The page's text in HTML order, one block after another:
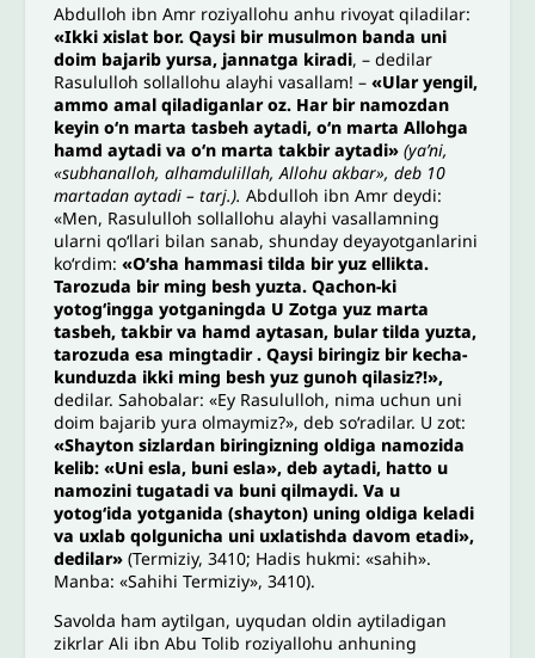
Abdulloh ibn Amr roziyallohu anhu rivoyat qiladilar:
«Ikki xislat bor. Qaysi bir musulmon banda uni
doim bajarib yursa, jannatga kiradi, – dedilar
Rasululloh sollallohu alayhi vasallam! –«Ular yengil,
ammo amal qiladiganlar oz. Har bir namozdan
keyin o‘n marta tasbeh aytadi, o‘n marta Allohga
hamd aytadi va o‘n marta takbir aytadi» (ya’ni,
«subhanalloh, alhamdulillah, Allohu akbar», deb 10
martadan aytadi – tarj.). Abdulloh ibn Amr deydi:
«Men, Rasululloh sollallohu alayhi vasallamning
ularni qo‘llari bilan sanab, shunday deyayotganlarini
ko‘rdim:«O‘sha hammasi tilda bir yuz ellikta.
Tarozuda bir ming besh yuzta. Qachon-ki
yotog‘ingga yotganingda U Zotga yuz marta
tasbeh, takbir va hamd aytasan, bular tilda yuzta,
tarozuda esa mingtadir . Qaysi biringiz bir kecha-
kunduzda ikki ming besh yuz gunoh qilasiz?!»,
dedilar. Sahobalar: «Ey Rasululloh, nima uchun uni
doim bajarib yura olmaymiz?», deb so‘radilar. U zot:
«Shayton sizlardan biringizning oldiga namozida
kelib: «Uni esla, buni esla», deb aytadi, hatto u
namozini tugatadi va buni qilmaydi. Va u
yotog‘ida yotganida (shayton) uning oldiga keladi
va uxlab qolgunicha uni uxlatishda davom etadi»,
dedilar» (Termiziy, 3410; Hadis hukmi: «sahih».
Manba: «Sahihi Termiziy», 3410).
Savolda ham aytilgan, uyqudan oldin aytiladigan
zikrlar Ali ibn Abu Tolib roziyallohu anhuning